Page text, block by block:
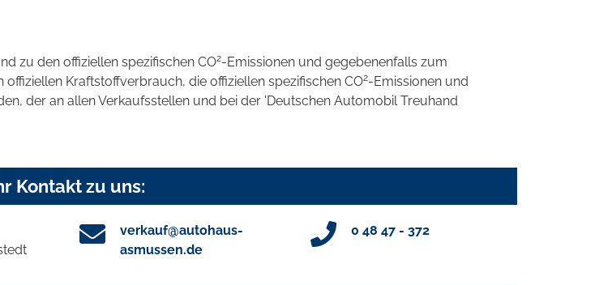
zu den offiziellen spezifischen CO2-Emissionen und gegebenenfalls zum
Kraftstoffverbrauch, die offiziellen spezifischen CO2-Emissionen und
der an allen Verkaufsstellen und bei der 'Deutschen Automobil Treuhand
Kontakt zu uns:
verkauf@autohaus-
asmussen.de
0 48 47 - 372